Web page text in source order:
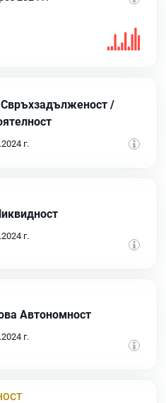
Свръхзадълженост /
г.
г.
Автономност
г.